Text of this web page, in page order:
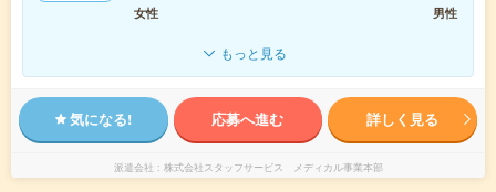
女性
男性
もっと見る
気になる! 応募へ進む 詳しく見る
派遣会社 株式会社スタッフサービス メディカル事業本部